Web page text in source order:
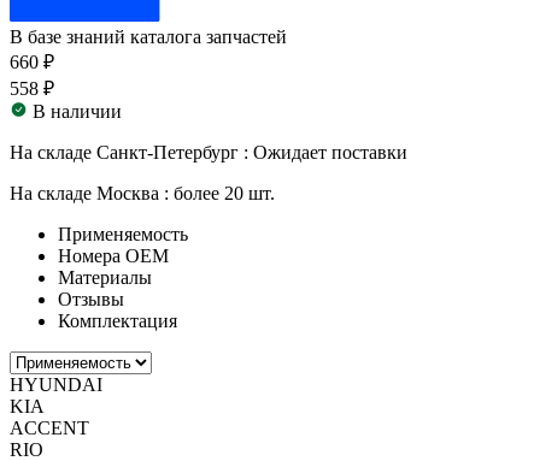
В базе знаний каталога запчастей
660 ₽
558 ₽
В наличии
На складе Санкт-Петербург : Ожидает поставки
На складе Москва : более 20 шт.
Применяемость
Номера ОЕМ
Материалы
Отзывы
Комплектация
HYUNDAI
KIA
ACCENT
RIO